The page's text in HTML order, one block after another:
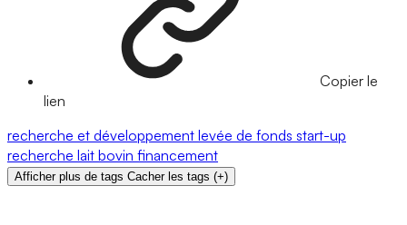
Copier le
lien
recherche et développement levée de fonds start-up
recherche lait bovin financement
Afficher plus de tags Cacher les tags (+)